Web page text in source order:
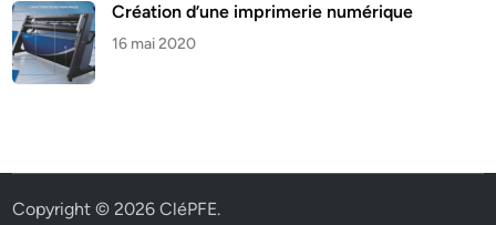
Création d’une imprimerie numérique
16 mai 2020
Copyright © 2026CléPFE.